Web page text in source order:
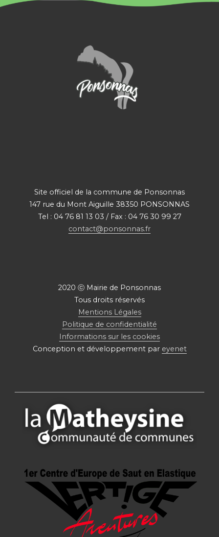
Site officiel de la commune de Ponsonnas
147 rue du Mont Aiguille 38350 PONSONNAS
Tel : 04 76 81 13 03 / Fax : 04 76 30 99 27
contact@ponsonnas.fr
2020 ⓒ Mairie de Ponsonnas
Tous droits réservés
Mentions Légales
Politique de confidentialité
Informations sur les cookies
Conception et développement par eyenet